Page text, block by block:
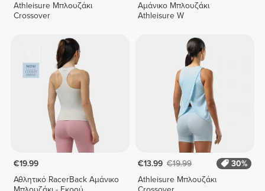
Athleisure Μπλουζάκι
Crossover
Αμάνικο Μπλουζάκι
Athleisure W
€19.99
Αθλητικό RacerBack Αμάνικο
€13.99 €19.99
30%
Athleisure Μπλουζάκι